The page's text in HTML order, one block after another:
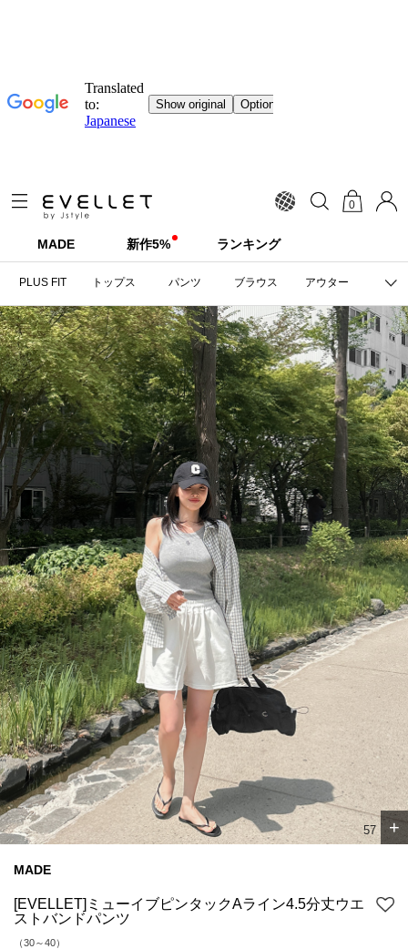
0
MADE 新作5% ランキング
PLUS FIT トップス パンツ ブラウス アウター
67 +
MADE
[EVELLET]ミューイブピンタックAライン4.5分丈ウエ
ストバンドパンツ
（30～40）